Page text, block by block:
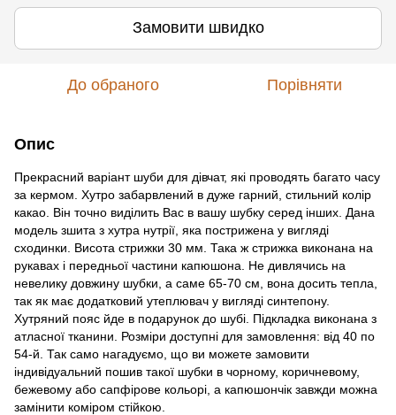
Замовити швидко
До обраного Порівняти
Опис
Прекрасний варіант шуби для дівчат, які проводять багато часу
за кермом. Хутро забарвлений в дуже гарний, стильний колір
какао. Він точно виділить Вас в вашу шубку серед інших. Дана
модель зшита з хутра нутрії, яка пострижена у вигляді
сходинки. Висота стрижки 30 мм. Така ж стрижка виконана на
рукавах і передньої частини капюшона. Не дивлячись на
невелику довжину шубки, а саме 65-70 см, вона досить тепла,
так як має додатковий утеплювач у вигляді синтепону.
Хутряний пояс йде в подарунок до шубі. Підкладка виконана з
атласної тканини. Розміри доступні для замовлення: від 40 по
54-й. Так само нагадуємо, що ви можете замовити
індивідуальний пошив такої шубки в чорному, коричневому,
бежевому або сапфірове кольорі, а капюшончік завжди можна
замінити коміром стійкою.